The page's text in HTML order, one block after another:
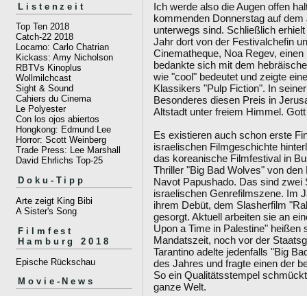
Listenzeit
Top Ten 2018
Catch-22 2018
Locarno: Carlo Chatrian
Kickass: Amy Nicholson
RBTVs Kinoplus
Wollmilchcast
Sight & Sound
Cahiers du Cinema
Le Polyester
Con los ojos abiertos
Hongkong: Edmund Lee
Horror: Scott Weinberg
Trade Press: Lee Marshall
David Ehrlichs Top-25
Doku-Tipp
Arte zeigt King Bibi
A Sister's Song
Filmfest
Hamburg 2018
Epische Rückschau
Movie-News
Ich werde also die Augen offen
kommenden Donnerstag auf
unterwegs sind. Schließlich
Jahr dort von der Festivalchefin
Cinematheque, Noa Regev,
bedankte sich mit dem
wie "cool" bedeutet und zeigte
Klassikers "Pulp Fiction". In
Besonderes diesen Preis in
Altstadt unter freiem Himmel.
Es existieren auch schon erste
israelischen Filmgeschichte
das koreanische Filmfestival in
Thriller "Big Bad Wolves" von
Navot Papushado. Das sind
israelischen Genrefilmszene. Im
ihrem Debüt, dem Slasherfilm
gesorgt. Aktuell arbeiten sie an
Upon a Time in Palestine" heißen
Mandatszeit, noch vor der
Tarantino adelte jedenfalls "Big
des Jahres und fragte einen der
So ein Qualitätsstempel
ganze Welt.